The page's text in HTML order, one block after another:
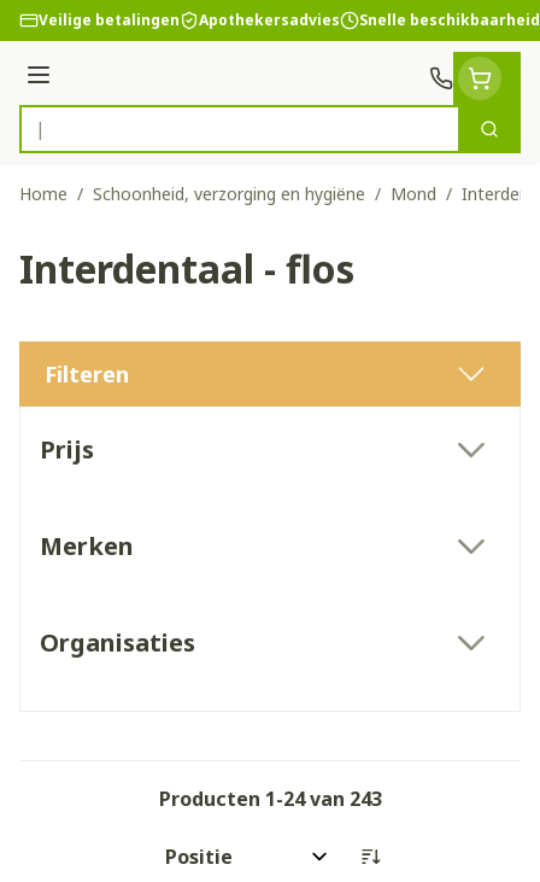
Ga naar de inhoud
Veilige betalingen Apothekersadvies Snelle beschikbaarheid
Menu
Product, merk, categorie...
Zoek
Home / Schoonheid, verzorging en hygiëne / Mond /
Interdentaal - flos
Filteren
Prijs
Merken
Organisaties
Producten 1-24van 243
Sorteer op: